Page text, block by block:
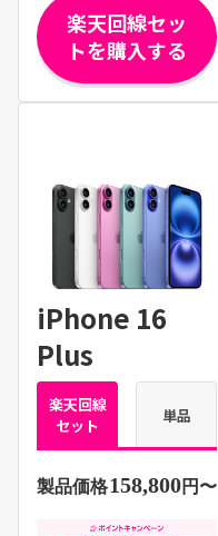
楽天回線セッ
トを購入する
iPhone 16
Plus
楽天回線
セット
単品
製品価格158,800円〜